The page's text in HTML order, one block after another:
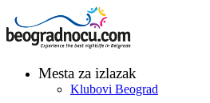
Mesta za izlazak
Klubovi Beograd